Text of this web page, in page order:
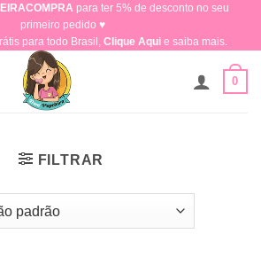
para ter 5% de desconto no seu
primeiro pedido ♥​
para todo Brasil, Clique Aquie saiba mais.
0
FILTRAR